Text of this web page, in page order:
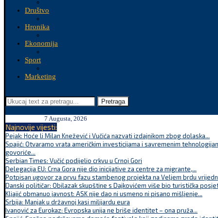
Društvo
Hronika
Ekonomija
Sport
Marketing
Pretraga
7 Augusta, 2026
Najnovije vijesti:
Pejak: Hoće li Milan Knežević i Vučića nazvati izdajnikom zbog dolaska...
Spajić: Otvaramo vrata američkim investicijama i savremenim
govoriće...
Serbian Times: Vučić podijelio crkvu u Crnoj Gori
Delegacija EU: Crna Gora nije dio inicijative za centre za migrante,...
Potpisan ugovor za prvu fazu stambenog projekta na Veljem brdu
Danski političar: Obilazak skupštine s Dajkovićem više bio turistička
Kljajić obmanuo javnost: ASK nije dao ni usmeno ni pisano mišljenje...
Srbija: Manjak u državnoj kasi milijardu eura
Ivanović za Eurokaz: Evropska unija ne briše identitet – ona pruža...